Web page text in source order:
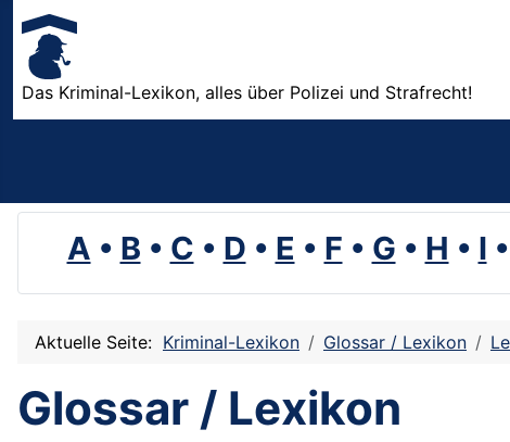
Das Kriminal-Lexikon, alles über Polizei und Strafrecht!
A • B • C • D • E • F • G • H • I •
Aktuelle Seite: Kriminal-Lexikon Glossar / Lexikon
Glossar / Lexikon